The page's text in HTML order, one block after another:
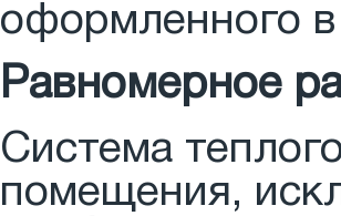
оформленного в
Равномерное
Система
помещения,